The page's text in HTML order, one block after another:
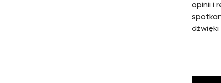
opinii i
dźwięki